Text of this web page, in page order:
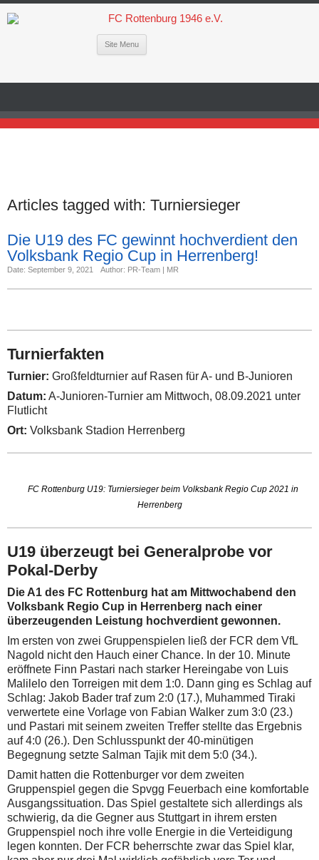
Site Menu
Articles tagged with: Turniersieger
Die U19 des FC gewinnt hochverdient den
Volksbank Regio Cup in Herrenberg!
Date: September 9, 2021 Author: PR-Team | MR
Turnierfakten
Turnier: Großfeldturnier auf Rasen für A- und B-Junioren
Datum: A-Junioren-Turnier am Mittwoch, 08.09.2021 unter
Flutlicht
Ort: Volksbank Stadion Herrenberg
FC Rottenburg U19: Turniersieger beim Volksbank Regio Cup 2021 in
Herrenberg
U19 überzeugt bei Generalprobe vor
Pokal-Derby
Die A1 des FC Rottenburg hat am Mittwochabend den
Volksbank Regio Cup in Herrenberg nach einer
überzeugenden Leistung hochverdient gewonnen.
Im ersten von zwei Gruppenspielen ließ der FCR dem VfL
Nagold nicht den Hauch einer Chance. In der 10. Minute
eröffnete Finn Pastari nach starker Hereingabe von Luis
Malilelo den Torreigen mit dem 1:0. Dann ging es Schlag auf
Schlag: Jakob Bader traf zum 2:0 (17.), Muhammed Tiraki
verwertete eine Vorlage von Fabian Walker zum 3:0 (23.)
und Pastari mit seinem zweiten Treffer stellte das Ergebnis
auf 4:0 (26.). Den Schlusspunkt der 40-minütigen
Begegnung setzte Salman Tajik mit dem 5:0 (34.).
Damit hatten die Rottenburger vor dem zweiten
Gruppenspiel gegen die Spvgg Feuerbach eine komfortable
Ausgangssituation. Das Spiel gestaltete sich allerdings als
schwierig, da die Gegner aus Stuttgart in ihrem ersten
Gruppenspiel noch ihre volle Energie in die Verteidigung
legen konnten. Der FCR beherrschte zwar das Spiel klar,